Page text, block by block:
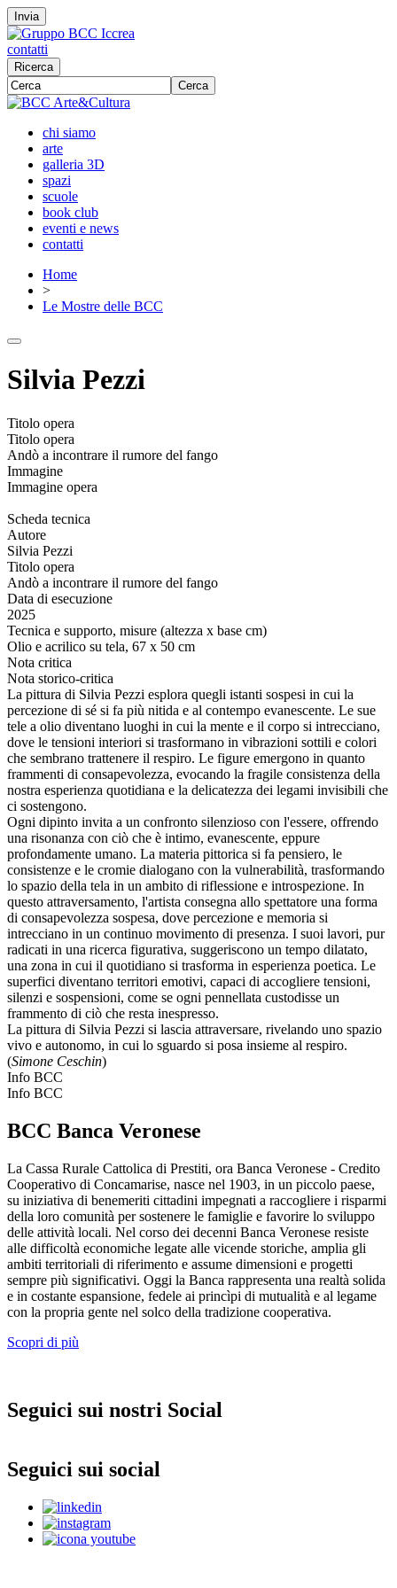
Invia
contatti
Ricerca
Cerca
chi siamo
arte
galleria 3D
spazi
scuole
book club
eventi e news
contatti
Home
>
Le Mostre delle BCC
Silvia Pezzi
Titolo opera
Titolo opera
Andò a incontrare il rumore del fango
Immagine
Immagine opera
Scheda tecnica
Autore
Silvia Pezzi
Titolo opera
Andò a incontrare il rumore del fango
Data di esecuzione
2025
Tecnica e supporto, misure (altezza x base cm)
Olio e acrilico su tela, 67 x 50 cm
Nota critica
Nota storico-critica
La pittura di Silvia Pezzi esplora quegli istanti sospesi in cui la
percezione di sé si fa più nitida e al contempo evanescente. Le sue
tele a olio diventano luoghi in cui la mente e il corpo si intrecciano,
dove le tensioni interiori si trasformano in vibrazioni sottili e colori
che sembrano trattenere il respiro. Le figure emergono in quanto
frammenti di consapevolezza, evocando la fragile consistenza della
nostra esperienza quotidiana e la delicatezza dei legami invisibili che
ci sostengono.
Ogni dipinto invita a un confronto silenzioso con l'essere, offrendo
una risonanza con ciò che è intimo, evanescente, eppure
profondamente umano. La materia pittorica si fa pensiero, le
consistenze e le cromie dialogano con la vulnerabilità, trasformando
lo spazio della tela in un ambito di riflessione e introspezione. In
questo attraversamento, l'artista consegna allo spettatore una forma
di consapevolezza sospesa, dove percezione e memoria si
intrecciano in un continuo movimento di presenza. I suoi lavori, pur
radicati in una ricerca figurativa, suggeriscono un tempo dilatato,
una zona in cui il quotidiano si trasforma in esperienza poetica. Le
superfici diventano territori emotivi, capaci di accogliere tensioni,
silenzi e sospensioni, come se ogni pennellata custodisse un
frammento di ciò che resta inespresso.
La pittura di Silvia Pezzi si lascia attraversare, rivelando uno spazio
vivo e autonomo, in cui lo sguardo si posa insieme al respiro.
(Simone Ceschin)
Info BCC
Info BCC
BCC Banca Veronese
La Cassa Rurale Cattolica di Prestiti, ora Banca Veronese - Credito
Cooperativo di Concamarise, nasce nel 1903, in un piccolo paese,
su iniziativa di benemeriti cittadini impegnati a raccogliere i risparmi
della loro comunità per sostenere le famiglie e favorire lo sviluppo
delle attività locali. Nel corso dei decenni Banca Veronese resiste
alle difficoltà economiche legate alle vicende storiche, amplia gli
ambiti territoriali di riferimento e assume dimensioni e progetti
sempre più significativi. Oggi la Banca rappresenta una realtà solida
e in costante espansione, fedele ai princìpi di mutualità e al legame
con la propria gente nel solco della tradizione cooperativa.
Scopri di più
Seguici sui nostri Social
Seguici sui social